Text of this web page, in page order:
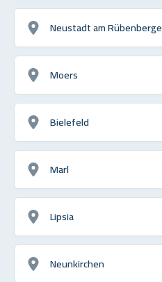
Neustadt am Rübenberge
Moers
Bielefeld
Marl
Lipsia
Neunkirchen